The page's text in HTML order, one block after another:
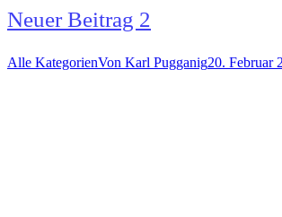
Neuer Beitrag 2
Alle KategorienVon Karl Pugganig20. Februar